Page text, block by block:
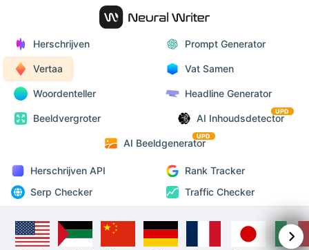
Herschrijven Prompt Generator
Vertaa Vat Samen
Woordenteller Headline Generator
Beeldvergroter AI Inhoudsdetector
UPD
AI Beeldgenerator
UPD
Herschrijven API
Rank Tracker
Serp Checker
Traffic Checker